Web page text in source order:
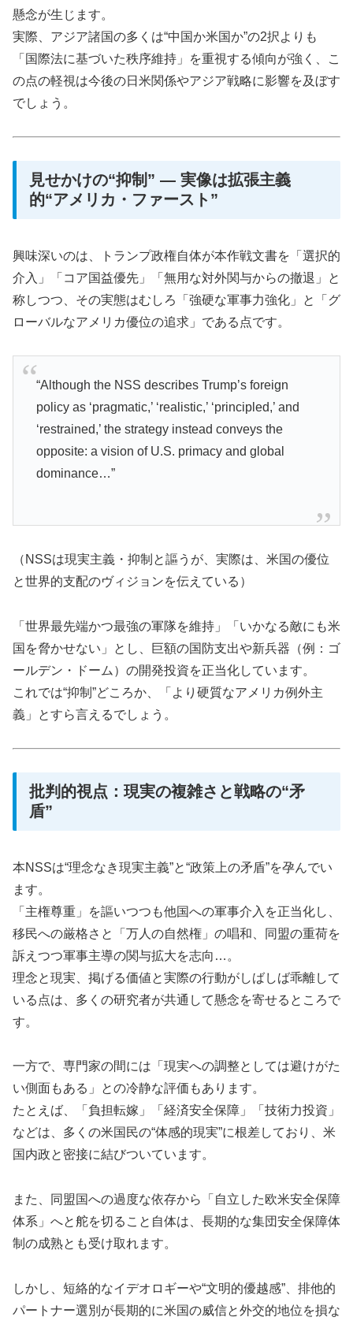
懸念が生じます。
実際、アジア諸国の多くは“中国か米国か”の2択よりも
「国際法に基づいた秩序維持」を重視する傾向が強く、こ
の点の軽視は今後の日米関係やアジア戦略に影響を及ぼす
でしょう。
見せかけの“抑制” ― 実像は拡張主義
的“アメリカ・ファースト”
興味深いのは、トランプ政権自体が本作戦文書を「選択的
介入」「コア国益優先」「無用な対外関与からの撤退」と
称しつつ、その実態はむしろ「強硬な軍事力強化」と「グ
ローバルなアメリカ優位の追求」である点です。
“Although the NSS describes Trump’s foreign
policy as ‘pragmatic,’ ‘realistic,’ ‘principled,’ and
‘restrained,’ the strategy instead conveys the
opposite: a vision of U.S. primacy and global
dominance…”
（NSSは現実主義・抑制と謳うが、実際は、米国の優位
と世界的支配のヴィジョンを伝えている）
「世界最先端かつ最強の軍隊を維持」「いかなる敵にも米
国を脅かせない」とし、巨額の国防支出や新兵器（例：ゴ
ールデン・ドーム）の開発投資を正当化しています。
これでは“抑制”どころか、「より硬質なアメリカ例外主
義」とすら言えるでしょう。
批判的視点：現実の複雑さと戦略の“矛
盾”
本NSSは“理念なき現実主義”と“政策上の矛盾”を孕んでい
ます。
「主権尊重」を謳いつつも他国への軍事介入を正当化し、
移民への厳格さと「万人の自然権」の唱和、同盟の重荷を
訴えつつ軍事主導の関与拡大を志向…。
理念と現実、掲げる価値と実際の行動がしばしば乖離して
いる点は、多くの研究者が共通して懸念を寄せるところで
す。
一方で、専門家の間には「現実への調整としては避けがた
い側面もある」との冷静な評価もあります。
たとえば、「負担転嫁」「経済安全保障」「技術力投資」
などは、多くの米国民の“体感的現実”に根差しており、米
国内政と密接に結びついています。
また、同盟国への過度な依存から「自立した欧米安全保障
体系」へと舵を切ること自体は、長期的な集団安全保障体
制の成熟とも受け取れます。
しかし、短絡的なイデオロギーや“文明的優越感”、排他的
パートナー選別が長期的に米国の威信と外交的地位を損な